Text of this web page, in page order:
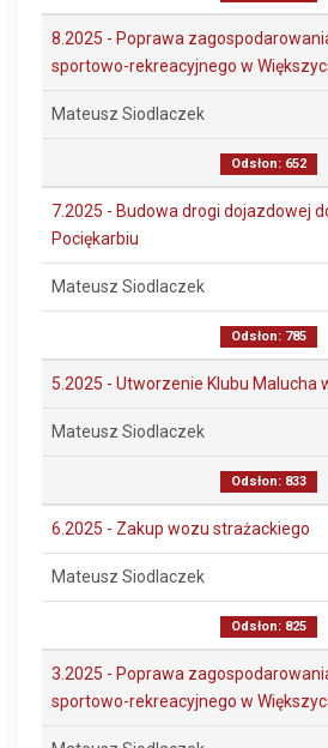
8.2025 - Poprawa
sportowo-rekreacyjnego w
Mateusz Siodlaczek
Odsłon: 652
7.2025 - Budowa drogi dojazdowej
Pociękarbiu
Mateusz Siodlaczek
Odsłon: 785
5.2025 - Utworzenie Klubu Malucha
Mateusz Siodlaczek
Odsłon: 833
6.2025 - Zakup wozu strażackiego
Mateusz Siodlaczek
Odsłon: 825
3.2025 - Poprawa
sportowo-rekreacyjnego w